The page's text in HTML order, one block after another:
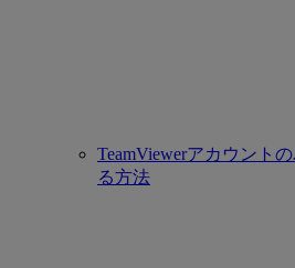
TeamViewerアカウント
る方法